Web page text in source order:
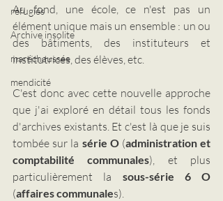
réfugiés
Archive insolite
maréchaussée
mendicité
Au fond, une école, ce n'est pas un
élément unique mais un ensemble : un ou
des bâtiments, des instituteurs et
institutrices, des élèves, etc.
C'est donc avec cette nouvelle approche
que j'ai exploré en détail tous les fonds
d'archives existants. Et c'est là que je suis
tombée sur la série O (administration et
comptabilité communales), et plus
particulièrement la sous-série 6 O
(affaires communales).